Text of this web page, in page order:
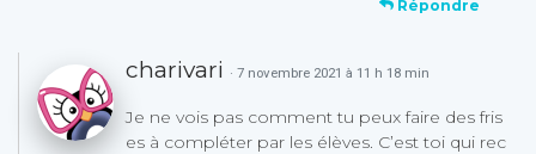
Répondre
charivari · 7 novembre 2021 à 11 h 18 min
Je ne vois pas comment tu peux faire des fris
es à compléter par les élèves. C’est toi qui rec